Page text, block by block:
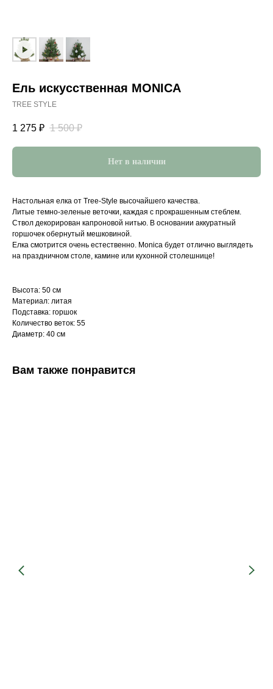
Ель искусственная MONICA
TREE STYLE
1 275 ₽ 1 500 ₽
Нет в наличии
Настольная елка от Tree-Style высочайшего качества.
Литые темно-зеленые веточки, каждая с прокрашенным стеблем.
Ствол декорирован капроновой нитью. В основании аккуратный
горшочек обернутый мешковиной.
Елка смотрится очень естественно. Monica будет отлично выглядеть
на праздничном столе, камине или кухонной столешнице!
Высота: 50 см
Материал: литая
Подставка: горшок
Количество веток: 55
Диаметр: 40 см
Вам также понравится